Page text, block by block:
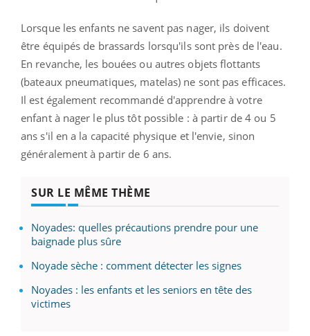
Lorsque les enfants ne savent pas nager, ils doivent
être équipés de brassards lorsqu'ils sont près de l'eau.
En revanche, les bouées ou autres objets flottants
(bateaux pneumatiques, matelas) ne sont pas efficaces.
Il est également recommandé d'apprendre à votre
enfant à nager le plus tôt possible : à partir de 4 ou 5
ans s'il en a la capacité physique et l'envie, sinon
généralement à partir de 6 ans.
SUR LE MÊME THÈME
Noyades: quelles précautions prendre pour une
baignade plus sûre
Noyade sèche : comment détecter les signes
Noyades : les enfants et les seniors en tête des
victimes